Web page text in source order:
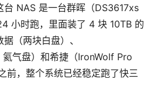
台 NAS 是一台群晖（DS3617xs
小时跑，里面装了 4 块 10TB 的
（两块白盘）、
气盘）和希捷（IronWolf Pro
前，整个系统已经稳定跑了快三